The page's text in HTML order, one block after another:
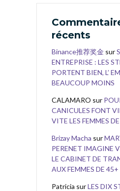
récents
Binance推荐奖金 sur
ENTREPRISE : LES
PORTENT BIEN, L’
BEAUCOUP MOINS
CALAMARO sur
CANICULES FONT
VITE LES FEMMES
Brizay Macha sur
PERENET IMAGINE
LE CABINET DE
AUX FEMMES DE 45+
Patricia surLES DIX